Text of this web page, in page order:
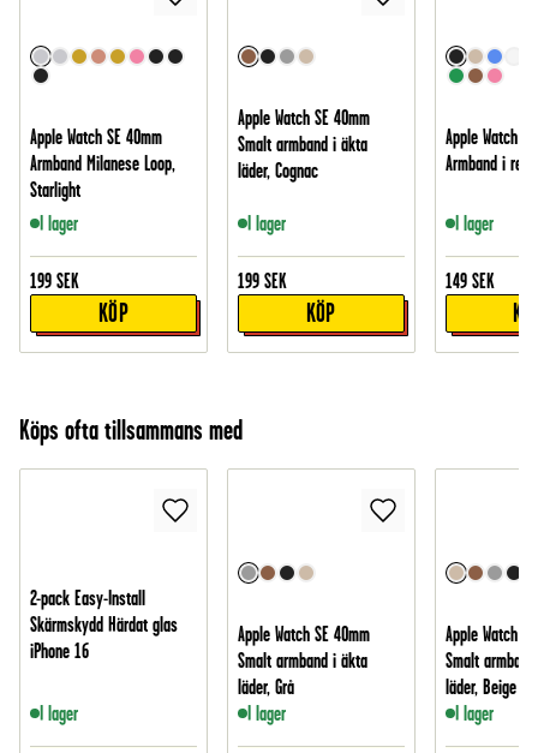
Apple Watch SE 40mm
Armband Milanese Loop,
Starlight
I lager
199 SEK
KÖP
Apple Watch SE 40mm
Smalt armband i äkta
läder, Cognac
I lager
199 SEK
KÖP
Apple Watch
Armband i
I lager
149 SEK
Köps ofta tillsammans med
2-pack Easy-Install
Skärmskydd Härdat glas
iPhone 16
I lager
Apple Watch SE 40mm
Smalt armband i äkta
läder, Grå
I lager
Apple Watch
Smalt
läder, Beige
I lager